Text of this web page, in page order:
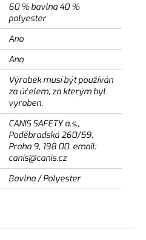
60 % bavlna 40 %
polyester
Ano
Ano
Výrobek musí být používán
za účelem, za kterým byl
vyroben.
CANIS SAFETY a.s.,
Poděbradská 260/59,
Praha 9, 198 00, email:
canis@canis.cz
Bavlna / Polyester